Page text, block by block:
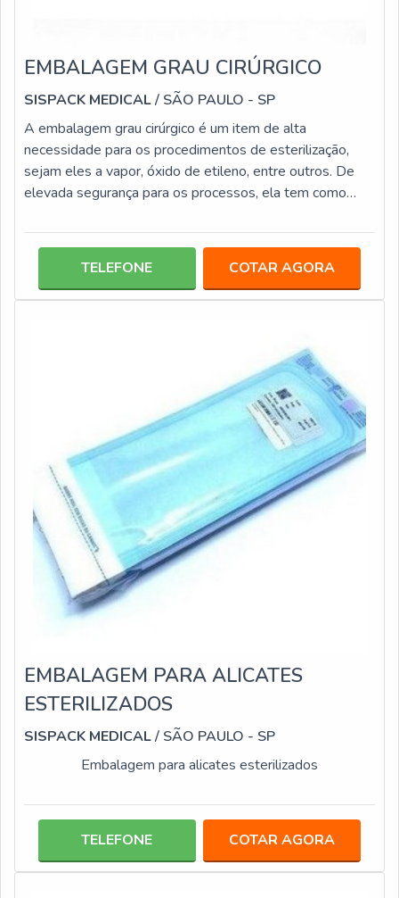
EMBALAGEM GRAU CIRÚRGICO
SISPACK MEDICAL/ SÃO PAULO - SP
A embalagem grau cirúrgico é um item de alta
necessidade para os procedimentos de esterilização,
sejam eles a vapor, óxido de etileno, entre outros. De
elevada segurança para os processos, ela tem como
eles: Bário; Chumbo; Látex; Mercúrio.Por serem
outros componentes nocivos, esta modalidade traz ainda
mais segurança e eficácia às atividades de esterilização
TELEFONE COTAR AGORA
EMBALAGEM PARA ALICATES
ESTERILIZADOS
SISPACK MEDICAL/ SÃO PAULO - SP
Embalagem para alicates esterilizados
TELEFONE COTAR AGORA